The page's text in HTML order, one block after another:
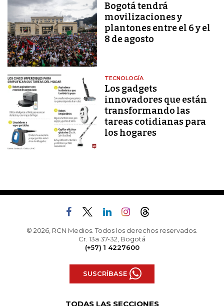
Bogotá tendrá
movilizaciones y
plantones entre el 6 y el
8 de agosto
TECNOLOGÍA
Los gadgets
innovadores que están
transformando las
tareas cotidianas para
los hogares
© 2026, RCN Medios. Todos los derechos reservados.
Cr. 13a 37-32, Bogotá
(+57) 1 4227600
SUSCRÍBASE
TODAS LAS SECCIONES